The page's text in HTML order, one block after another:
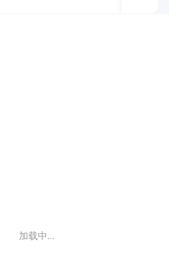
加载中...